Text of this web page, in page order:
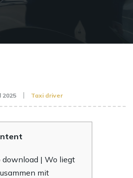
2025 Taxi driver
download | Wo liegt
mit